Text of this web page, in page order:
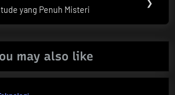
yang Penuh Misteri
❯
may also like